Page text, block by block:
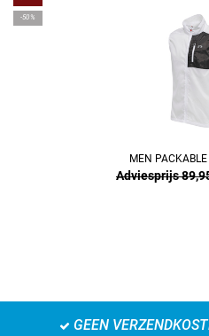
-50%
MEN
Adviesprijs
GEEN